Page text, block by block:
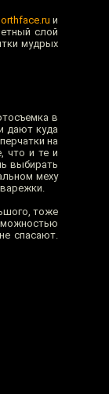
и
слой
мудрых
в
дают куда
на
что и те и
выбирать
меху
тоже
спасают.